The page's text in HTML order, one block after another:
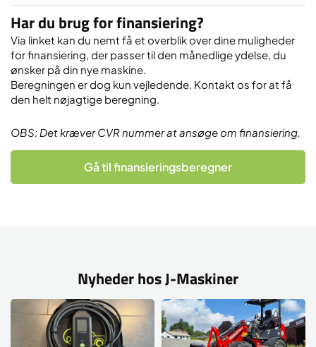
Har du brug for finansiering?
Via linket kan du nemt få et overblik over dine muligheder
for finansiering, der passer til den månedlige ydelse, du
ønsker på din nye maskine.
Beregningen er dog kun vejledende. Kontakt os for at få
den helt nøjagtige beregning.
OBS: Det kræver CVR nummer at ansøge om finansiering.
Gå til finansieringsberegner
Nyheder hos J-Maskiner